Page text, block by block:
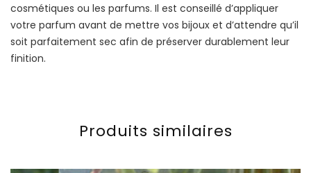
cosmétiques ou les parfums. Il est conseillé d’appliquer
votre parfum avant de mettre vos bijoux et d’attendre qu’il
soit parfaitement sec afin de préserver durablement leur
finition.
Produits similaires